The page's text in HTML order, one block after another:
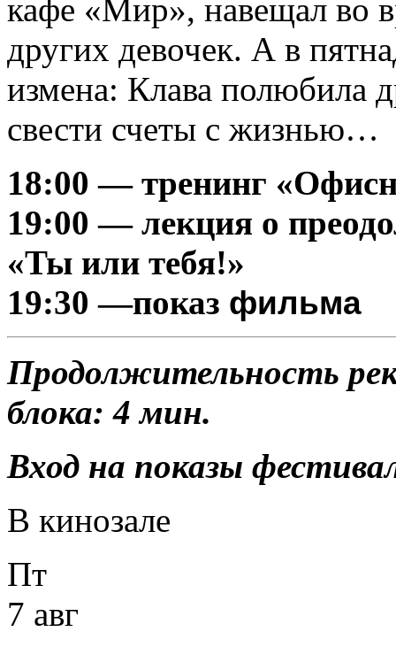
кафе «Мир», навещал во
других девочек. А в
измена: Клава полюбила
свести счеты с жизнью…
18:00 — тренинг
19:00 — лекция о
«Ты или тебя!»
19:30 —показ фильма
Продолжительность
блока: 4 мин.
Вход на показы
В кинозале
Пт
7 авг